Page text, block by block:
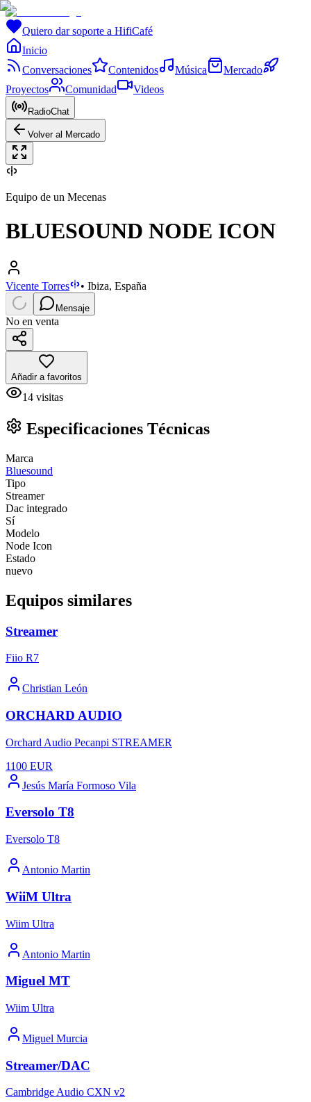
Quiero dar soporte a HifiCafé
Inicio
Conversaciones
Contenidos Música
Mercado
Proyectos
Comunidad Videos
RadioChat
Volver al Mercado
Equipo de un Mecenas
BLUESOUND NODE ICON
Vicente Torres • Ibiza, España
Mensaje
No en venta
Añadir a favoritos
14 visitas
Especificaciones Técnicas
Marca
Bluesound
Tipo
Streamer
Dac integrado
Sí
Modelo
Node Icon
Estado
nuevo
Equipos similares
Streamer
Fiio R7
Christian León
ORCHARD AUDIO
Orchard Audio Pecanpi STREAMER
1100 EUR
Jesús María Formoso Vila
Eversolo T8
Eversolo T8
Antonio Martin
WiiM Ultra
Wiim Ultra
Antonio Martin
Miguel MT
Wiim Ultra
Miguel Murcia
Streamer/DAC
Cambridge Audio CXN v2